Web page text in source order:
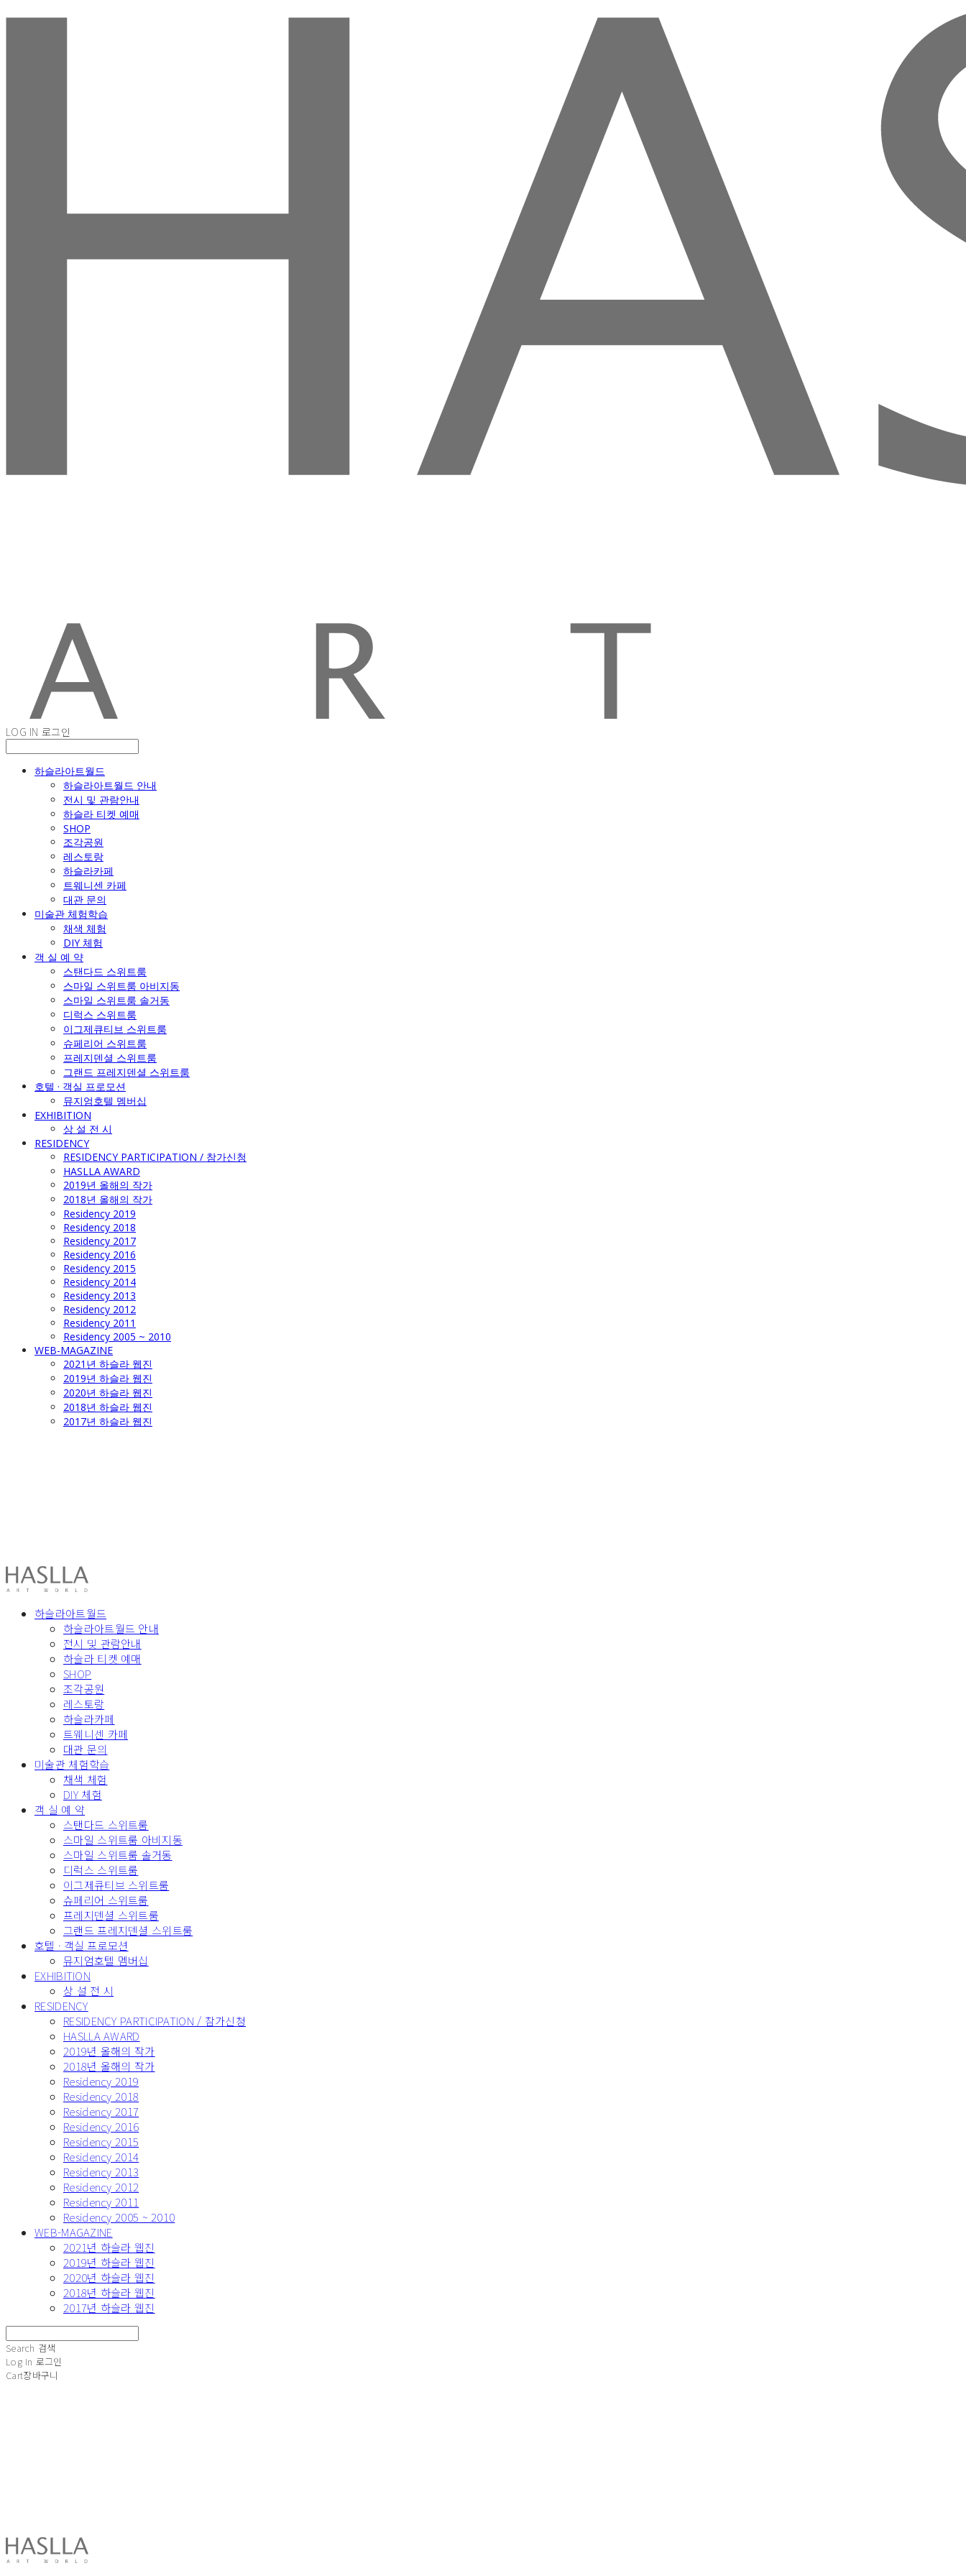
LOG IN 로그인
하슬라아트월드
하슬라아트월드 안내
전시 및 관람안내
하슬라 티켓 예매
SHOP
조각공원
레스토랑
하슬라카페
트웨니센 카페
대관 문의
미술관 체험학습
채색 체험
DIY 체험
객 실 예 약
스탠다드 스위트룸
스마일 스위트룸 아비지동
스마일 스위트룸 솔거동
디럭스 스위트룸
이그제큐티브 스위트룸
슈페리어 스위트룸
프레지덴셜 스위트룸
그랜드 프레지덴셜 스위트룸
호텔 · 객실 프로모션
뮤지엄호텔 멤버십
EXHIBITION
상 설 전 시
RESIDENCY
RESIDENCY PARTICIPATION / 참가신청
HASLLA AWARD
2019년 올해의 작가
2018년 올해의 작가
Residency 2019
Residency 2018
Residency 2017
Residency 2016
Residency 2015
Residency 2014
Residency 2013
Residency 2012
Residency 2011
Residency 2005 ~ 2010
WEB-MAGAZINE
2021년 하슬라 웹진
2019년 하슬라 웹진
2020년 하슬라 웹진
2018년 하슬라 웹진
2017년 하슬라 웹진
하슬라아트월드
하슬라아트월드 안내
전시 및 관람안내
하슬라 티켓 예매
SHOP
조각공원
레스토랑
하슬라카페
트웨니센 카페
대관 문의
미술관 체험학습
채색 체험
DIY 체험
객 실 예 약
스탠다드 스위트룸
스마일 스위트룸 아비지동
스마일 스위트룸 솔거동
디럭스 스위트룸
이그제큐티브 스위트룸
슈페리어 스위트룸
프레지덴셜 스위트룸
그랜드 프레지덴셜 스위트룸
호텔 · 객실 프로모션
뮤지엄호텔 멤버십
EXHIBITION
상 설 전 시
RESIDENCY
RESIDENCY PARTICIPATION / 참가신청
HASLLA AWARD
2019년 올해의 작가
2018년 올해의 작가
Residency 2019
Residency 2018
Residency 2017
Residency 2016
Residency 2015
Residency 2014
Residency 2013
Residency 2012
Residency 2011
Residency 2005 ~ 2010
WEB-MAGAZINE
2021년 하슬라 웹진
2019년 하슬라 웹진
2020년 하슬라 웹진
2018년 하슬라 웹진
2017년 하슬라 웹진
Search 검색
Log In 로그인
Cart장바구니